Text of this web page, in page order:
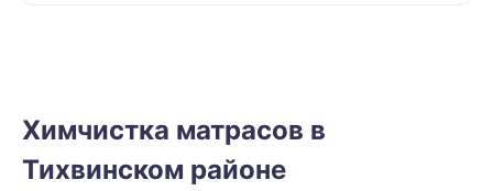
Химчистка матрасов в
Тихвинском районе